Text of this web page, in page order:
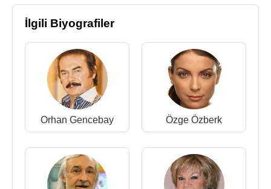
İlgili Biyografiler
Orhan Gencebay Özge Özberk